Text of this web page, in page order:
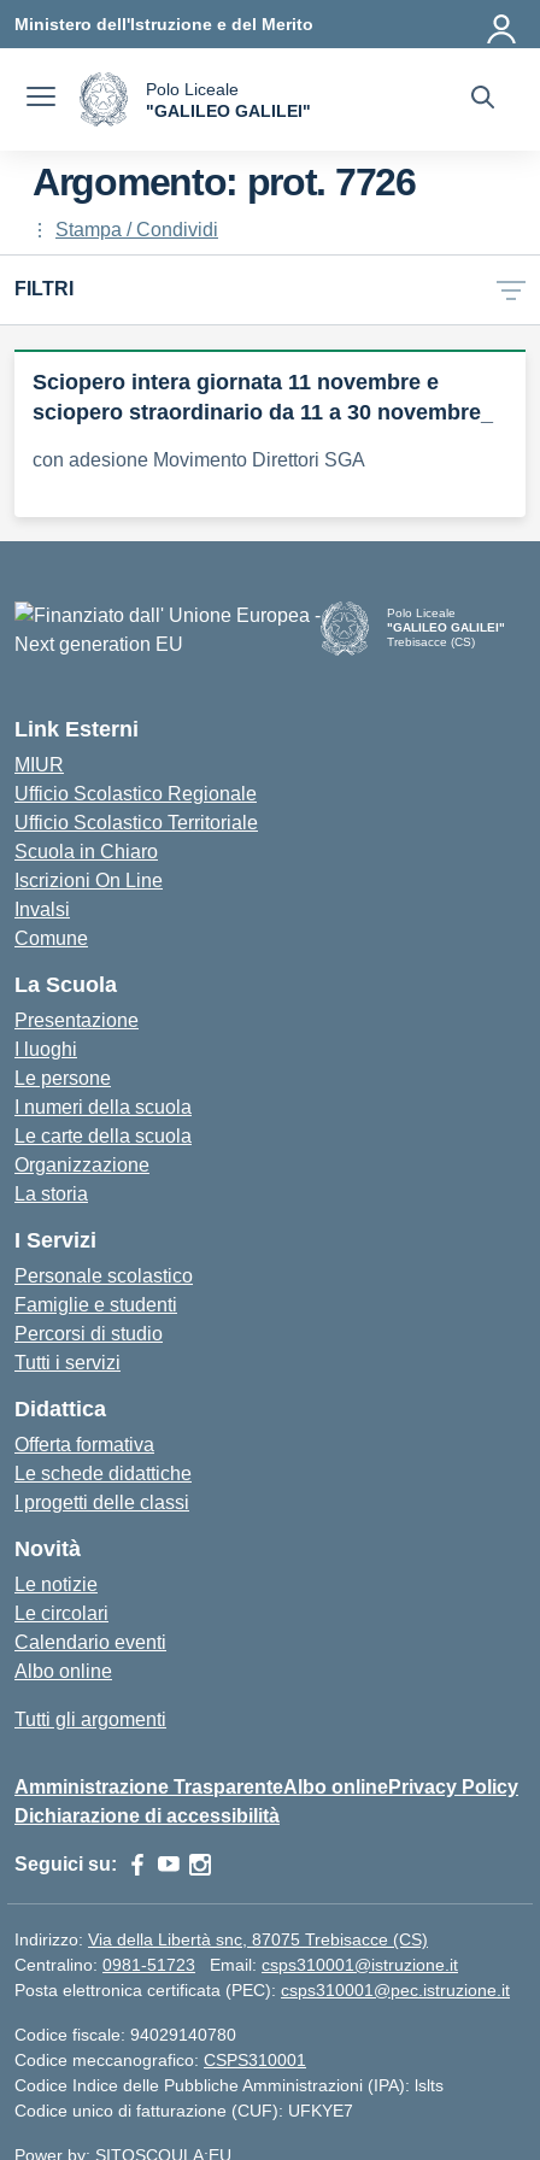
Ministero dell'Istruzione e del Merito
Polo Liceale
"GALILEO GALILEI"
Argomento: prot. 7726
Stampa / Condividi
FILTRI
Sciopero intera giornata 11 novembre e
sciopero straordinario da 11 a 30 novembre_
con adesione Movimento Direttori SGA
Polo Liceale
"GALILEO GALILEI"
Trebisacce (CS)
Link Esterni
MIUR
Ufficio Scolastico Regionale
Ufficio Scolastico Territoriale
Scuola in Chiaro
Iscrizioni On Line
Invalsi
Comune
La Scuola
Presentazione
I luoghi
Le persone
I numeri della scuola
Le carte della scuola
Organizzazione
La storia
I Servizi
Personale scolastico
Famiglie e studenti
Percorsi di studio
Tutti i servizi
Didattica
Offerta formativa
Le schede didattiche
I progetti delle classi
Novità
Le notizie
Le circolari
Calendario eventi
Albo online
Tutti gli argomenti
Amministrazione TrasparenteAlbo onlinePrivacy Policy
Dichiarazione di accessibilità
Seguici su:
Indirizzo: Via della Libertà snc, 87075 Trebisacce (CS)
Centralino: 0981-51723 Email: csps310001@istruzione.it
Posta elettronica certificata (PEC): csps310001@pec.istruzione.it
Codice fiscale: 94029140780
Codice meccanografico: CSPS310001
Codice Indice delle Pubbliche Amministrazioni (IPA): lslts
Codice unico di fatturazione (CUF): UFKYE7
Power by: SITOSCOULA:EU